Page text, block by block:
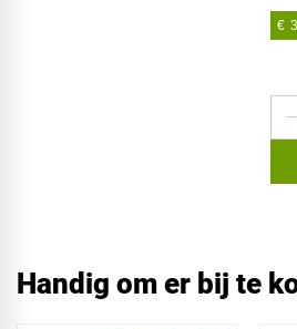
€
Handig om er bij te